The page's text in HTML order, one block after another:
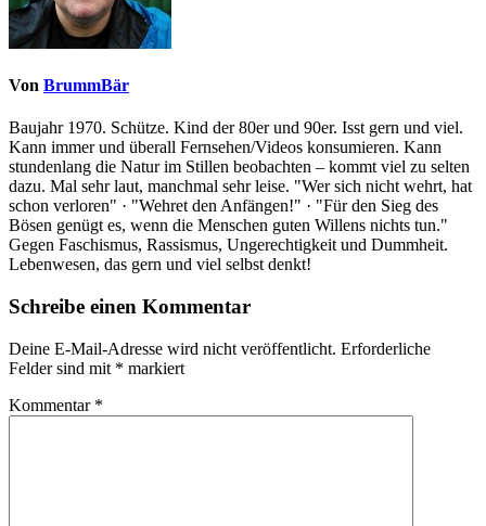
Von BrummBär
Baujahr 1970. Schütze. Kind der 80er und 90er. Isst gern und viel.
Kann immer und überall Fernsehen/Videos konsumieren. Kann
stundenlang die Natur im Stillen beobachten – kommt viel zu selten
dazu. Mal sehr laut, manchmal sehr leise. "Wer sich nicht wehrt, hat
schon verloren" · "Wehret den Anfängen!" · "Für den Sieg des
Bösen genügt es, wenn die Menschen guten Willens nichts tun."
Gegen Faschismus, Rassismus, Ungerechtigkeit und Dummheit.
Lebenwesen, das gern und viel selbst denkt!
Schreibe einen Kommentar
Deine E-Mail-Adresse wird nicht veröffentlicht. Erforderliche
Felder sind mit * markiert
Kommentar *